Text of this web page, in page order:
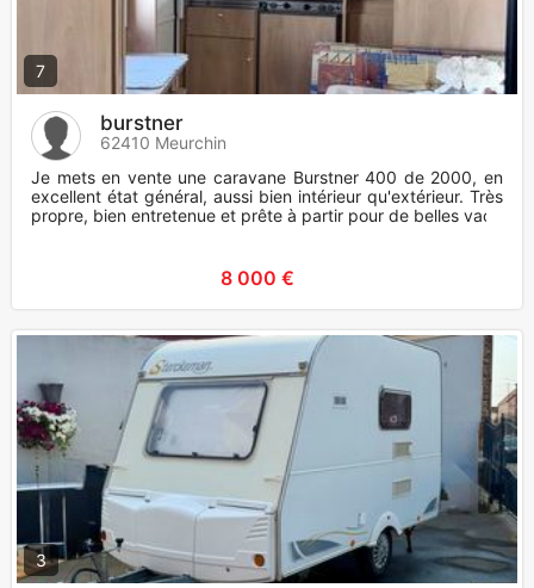
7
burstner
62410 Meurchin
Je mets en vente une caravane Burstner 400 de 2000, en
excellent état général, aussi bien intérieur qu'extérieur. Très
propre, bien entretenue et prête à partir pour de belles vac
8 000 €
3